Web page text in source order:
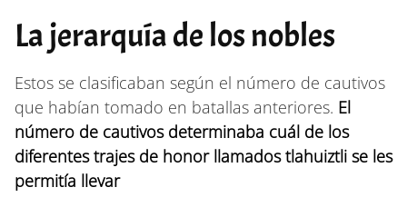
La jerarquía de los nobles
Estos se clasificaban según el número de cautivos
que habían tomado en batallas anteriores. El
número de cautivos determinaba cuál de los
diferentes trajes de honor llamados tlahuiztli se les
permitía llevar